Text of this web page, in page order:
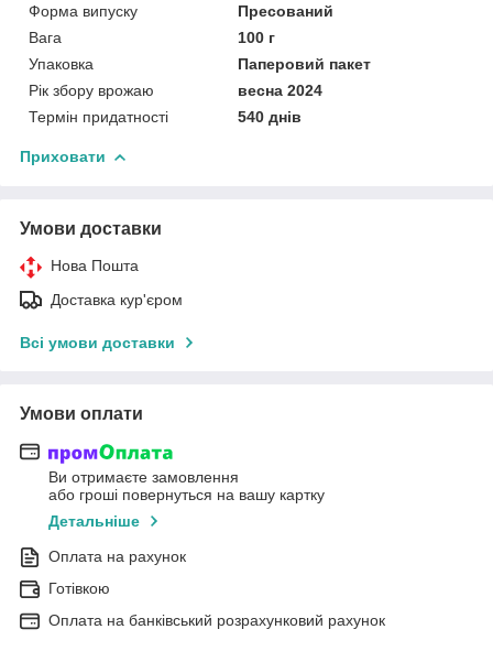
Форма випуску
Пресований
Вага
100 г
Упаковка
Паперовий пакет
Рік збору врожаю
весна 2024
Термін придатності
540 днів
Приховати
Умови доставки
Нова Пошта
Доставка кур'єром
Всі умови доставки
Умови оплати
Ви отримаєте замовлення
або гроші повернуться на вашу картку
Детальніше
Оплата на рахунок
Готівкою
Оплата на банківський розрахунковий рахунок